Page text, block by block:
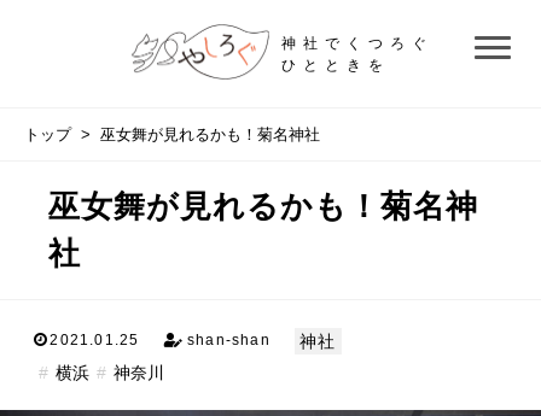
神社でくつろぐ
ひとときを
トップ> 巫女舞が見れるかも！菊名神社
巫女舞が見れるかも！菊名神
社
2021.01.25 shan-shan
神社
横浜
神奈川